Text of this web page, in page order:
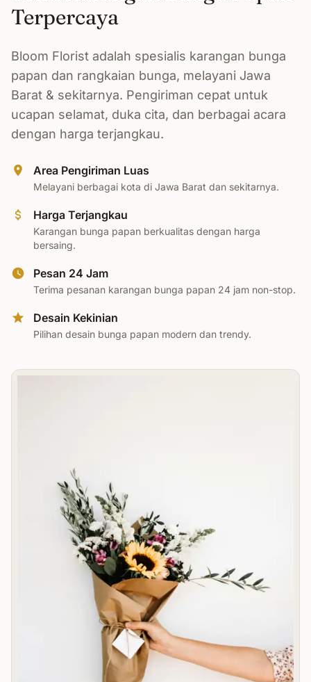
Terpercaya
Bloom Florist adalah spesialis karangan bunga
papan dan rangkaian bunga, melayani Jawa
Barat & sekitarnya. Pengiriman cepat untuk
ucapan selamat, duka cita, dan berbagai acara
dengan harga terjangkau.
Area Pengiriman Luas
Melayani berbagai kota di Jawa Barat dan sekitarnya.
Harga Terjangkau
Karangan bunga papan berkualitas dengan harga
bersaing.
Pesan 24 Jam
Terima pesanan karangan bunga papan 24 jam non-stop.
Desain Kekinian
Pilihan desain bunga papan modern dan trendy.